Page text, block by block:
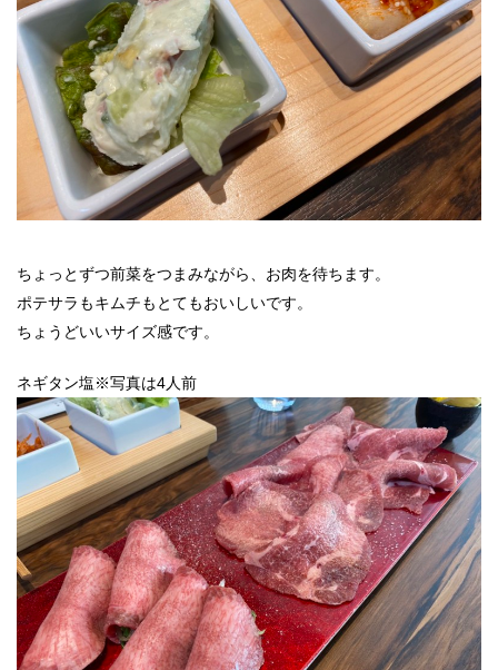
ちょっとずつ前菜をつまみながら、お肉を待ちます。
ポテサラもキムチもとてもおいしいです。
ちょうどいいサイズ感です。
ネギタン塩※写真は4人前